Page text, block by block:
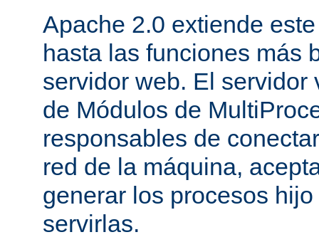
Apache 2.0 extiende
hasta las funciones más
servidor web. El servidor
de Módulos de
responsables de
red de la máquina,
generar los procesos
servirlas.